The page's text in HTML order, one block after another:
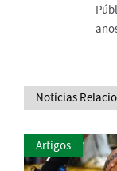
Notícias
Artigos